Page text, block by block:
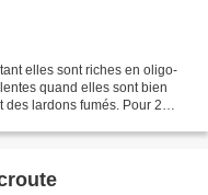
elles sont riches en oligo-
quand elles sont bien
des lardons fumés. Pour 2